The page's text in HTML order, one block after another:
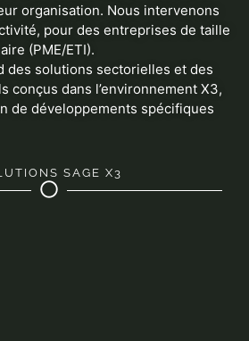
organisation. Nous intervenons
pour des entreprises de taille
(PME/ETI).
des solutions sectorielles et des
conçus dans l’environnement X3,
de développements spécifiques
SAGE X3